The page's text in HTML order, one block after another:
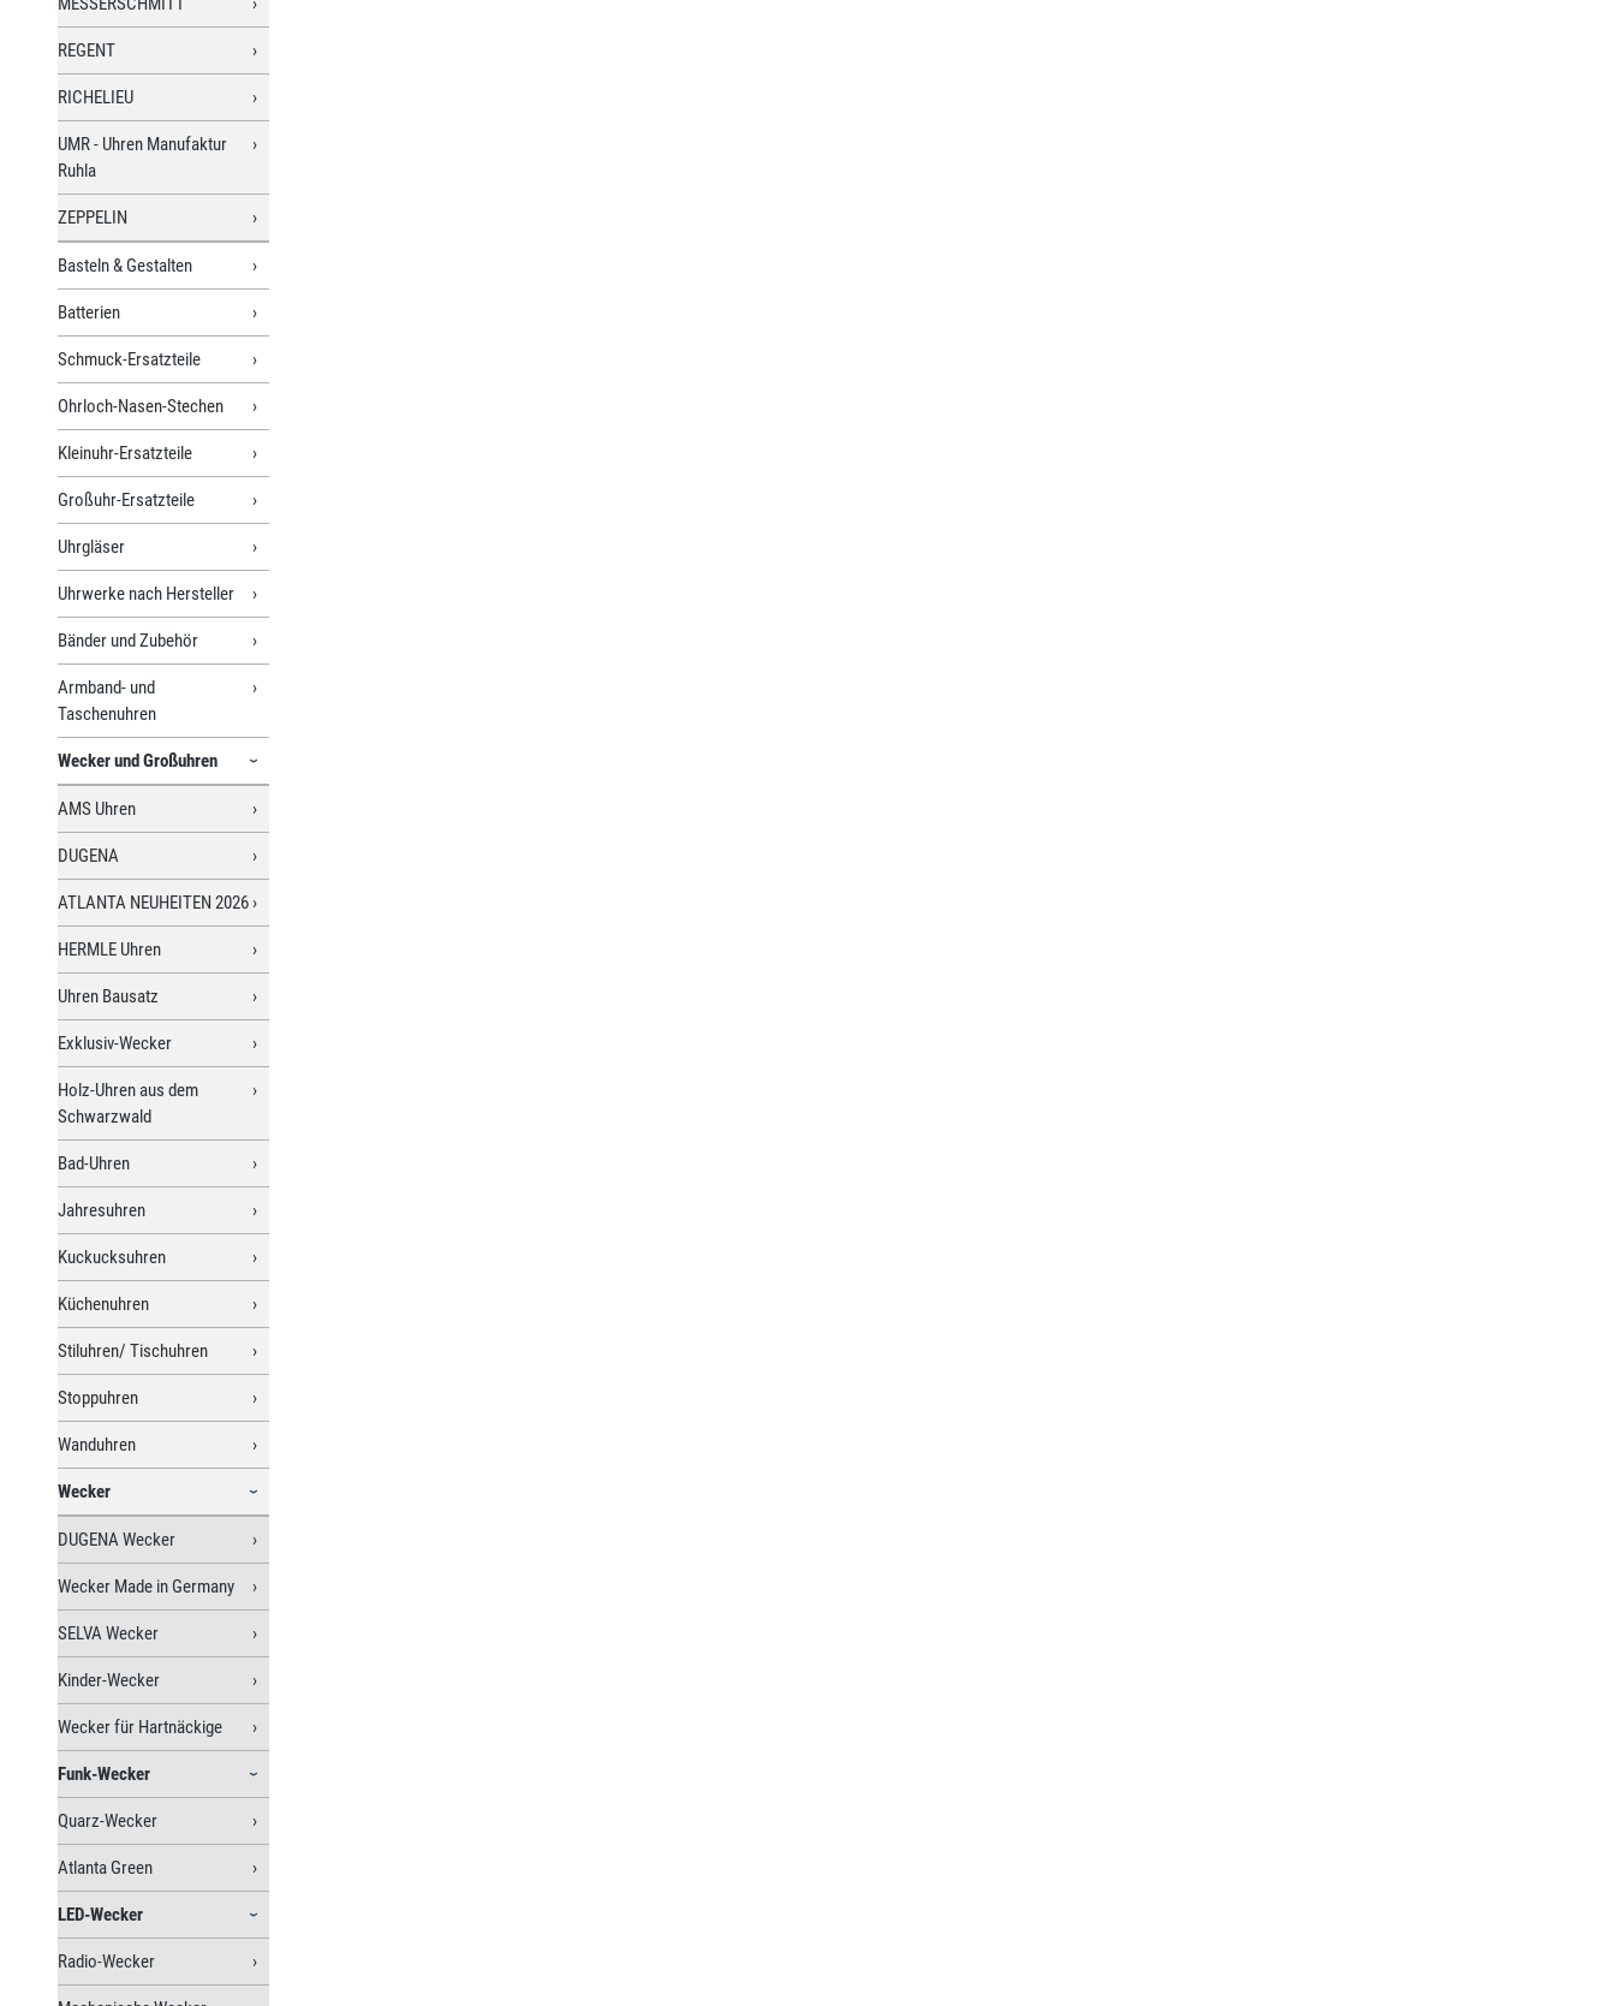
REGENT
RICHELIEU
UMR - Uhren Manufaktur
Ruhla
ZEPPELIN
Basteln & Gestalten
Batterien
Schmuck-Ersatzteile
Ohrloch-Nasen-Stechen
Kleinuhr-Ersatzteile
Großuhr-Ersatzteile
Uhrgläser
Uhrwerke nach Hersteller
Bänder und Zubehör
Armband- und
Taschenuhren
Wecker und Großuhren
AMS Uhren
DUGENA
ATLANTA NEUHEITEN 2026
HERMLE Uhren
Uhren Bausatz
Exklusiv-Wecker
Holz-Uhren aus dem
Schwarzwald
Bad-Uhren
Jahresuhren
Kuckucksuhren
Küchenuhren
Stiluhren/ Tischuhren
Stoppuhren
Wanduhren
Wecker
DUGENA Wecker
Wecker Made in Germany
SELVA Wecker
Kinder-Wecker
Wecker für Hartnäckige
Funk-Wecker
Quarz-Wecker
Atlanta Green
LED-Wecker
Radio-Wecker